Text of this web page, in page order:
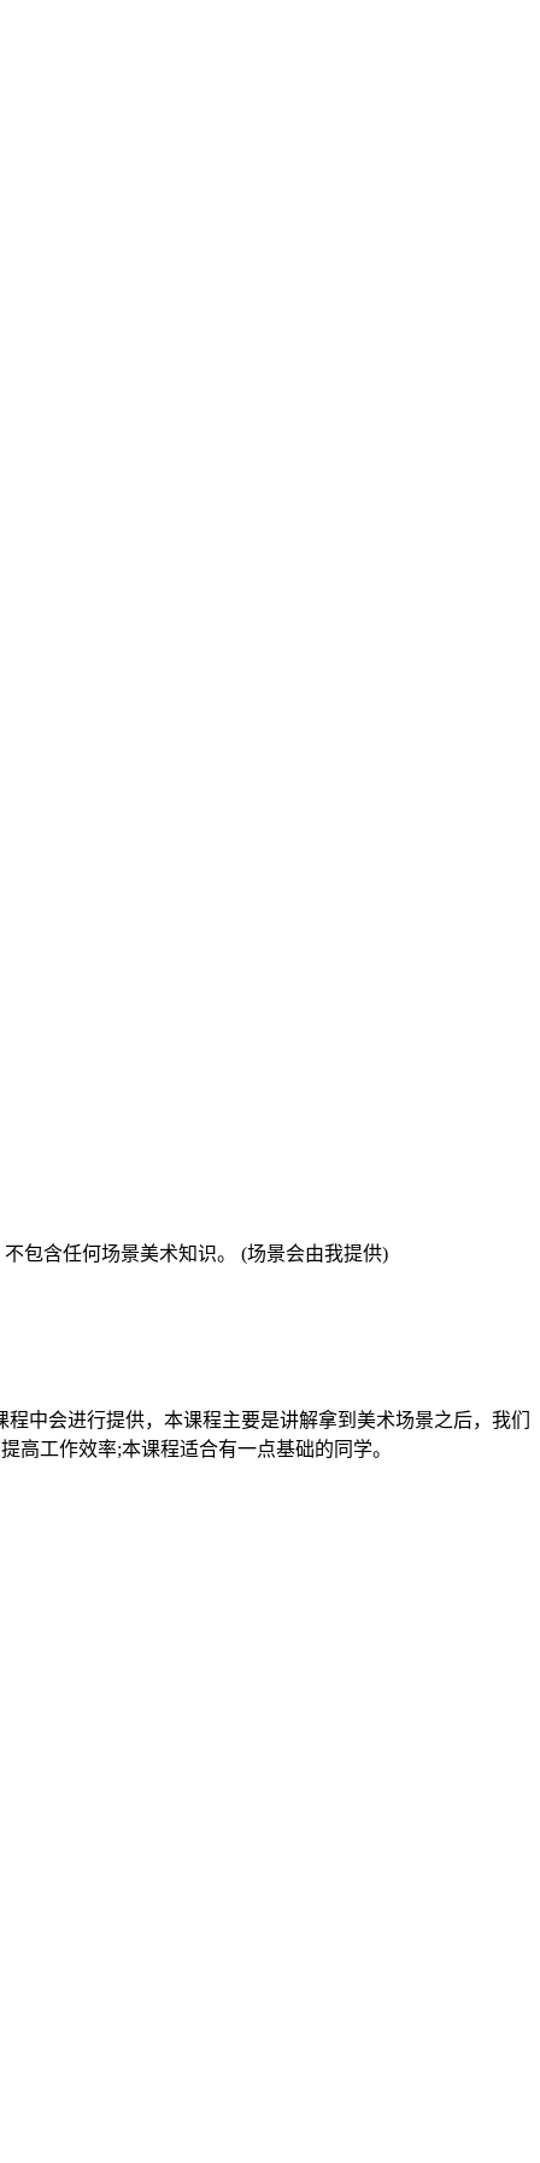
包含任何场景美术知识。 (场景会由我提供)
中会进行提供，本课程主要是讲解拿到美术场景之后，我们
高工作效率;本课程适合有一点基础的同学。